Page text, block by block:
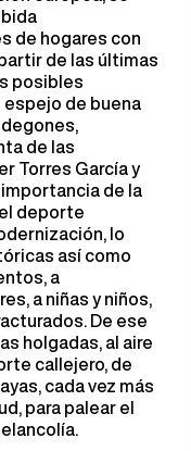
de hogares con
de las últimas
posibles
de buena
de las
Torres García y
importancia de la
deporte
lo
así como
a
a niñas y niños,
De ese
holgadas, al aire
callejero, de
cada vez más
para palear el